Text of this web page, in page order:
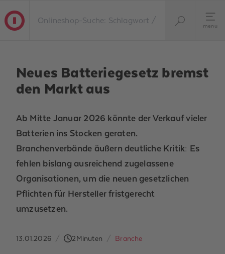
menu
Neues Batteriegesetz bremst
den Markt aus
Ab Mitte Januar 2026 könnte der Verkauf vieler
Batterien ins Stocken geraten.
Branchenverbände äußern deutliche Kritik: Es
fehlen bislang ausreichend zugelassene
Organisationen, um die neuen gesetzlichen
Pflichten für Hersteller fristgerecht
umzusetzen.
13.01.2026 / 2Minuten / Branche